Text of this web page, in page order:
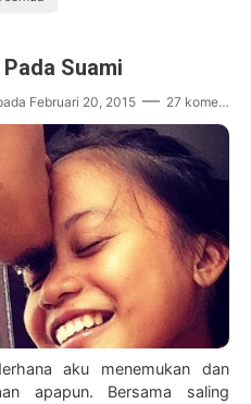
Suami
Februari 20, 2015 27 komentar
aku menemukan dan
apapun. Bersama saling